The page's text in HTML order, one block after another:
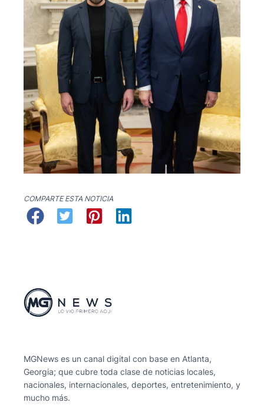
COMPARTE ESTA NOTICIA
MGNews es un canal digital con base en Atlanta,
Georgia; que cubre toda clase de noticias locales,
nacionales, internacionales, deportes, entretenimiento, y
mucho más.